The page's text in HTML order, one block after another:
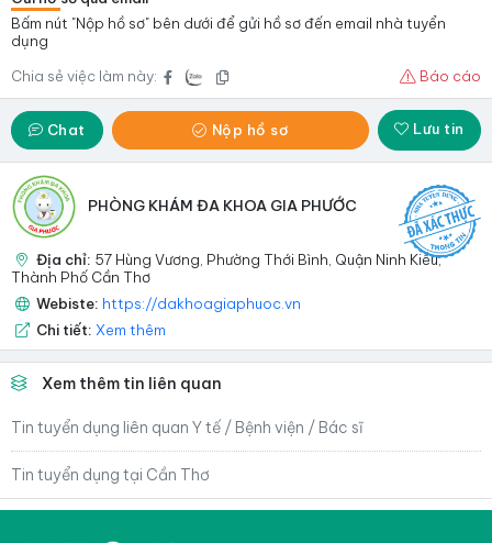
Bấm nút "Nộp hồ sơ" bên dưới để gửi hồ sơ đến email nhà tuyển
dụng
Chia sẻ việc làm này:
Báo cáo
Chat Nộp hồ sơ Lưu tin
PHÒNG KHÁM ĐA KHOA GIA PHƯỚC
Địa chỉ: 57 Hùng Vương, Phường Thới Bình, Quận Ninh Kiều,
Thành Phố Cần Thơ
Webiste: https://dakhoagiaphuoc.vn
Chi tiết: Xem thêm
Xem thêm tin liên quan
Tin tuyển dụng liên quan Y tế / Bệnh viện / Bác sĩ
Tin tuyển dụng tại Cần Thơ